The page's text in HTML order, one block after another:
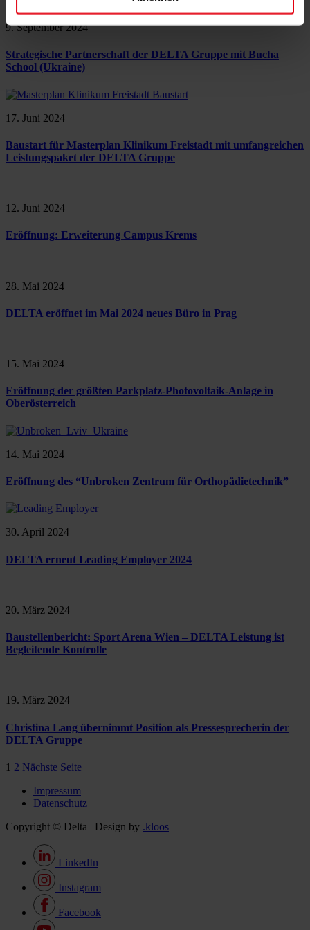
9. September 2024
Strategische Partnerschaft der DELTA Gruppe mit Bucha
School (Ukraine)
17. Juni 2024
Baustart für Masterplan Klinikum Freistadt mit umfangreichen
Leistungspaket der DELTA Gruppe
12. Juni 2024
Eröffnung: Erweiterung Campus Krems
28. Mai 2024
DELTA eröffnet im Mai 2024 neues Büro in Prag
15. Mai 2024
Eröffnung der größten Parkplatz-Photovoltaik-Anlage in
Oberösterreich
14. Mai 2024
Eröffnung des “Unbroken Zentrum für Orthopädietechnik”
30. April 2024
DELTA erneut Leading Employer 2024
20. März 2024
Baustellenbericht: Sport Arena Wien – DELTA Leistung ist
Begleitende Kontrolle
19. März 2024
Christina Lang übernimmt Position als Pressesprecherin der
DELTA Gruppe
1 2 Nächste Seite
Impressum
Datenschutz
Copyright © Delta | Design by .kloos
LinkedIn
Instagram
Facebook